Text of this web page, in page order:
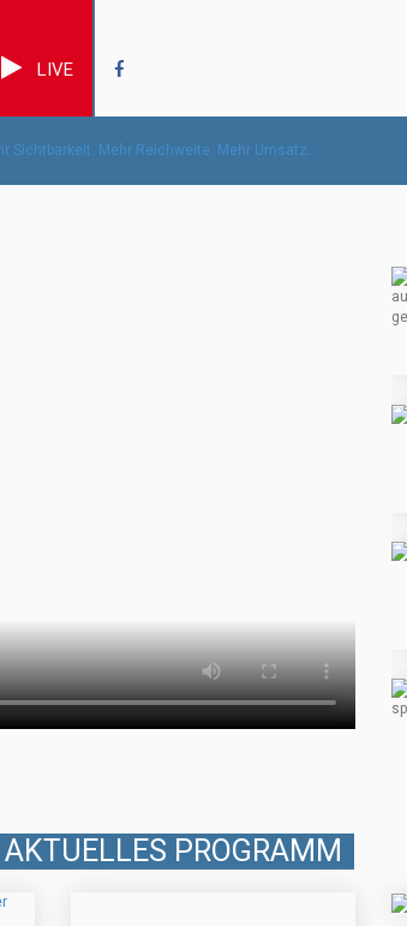
LIVE
AKTUELLES PROGRAMM